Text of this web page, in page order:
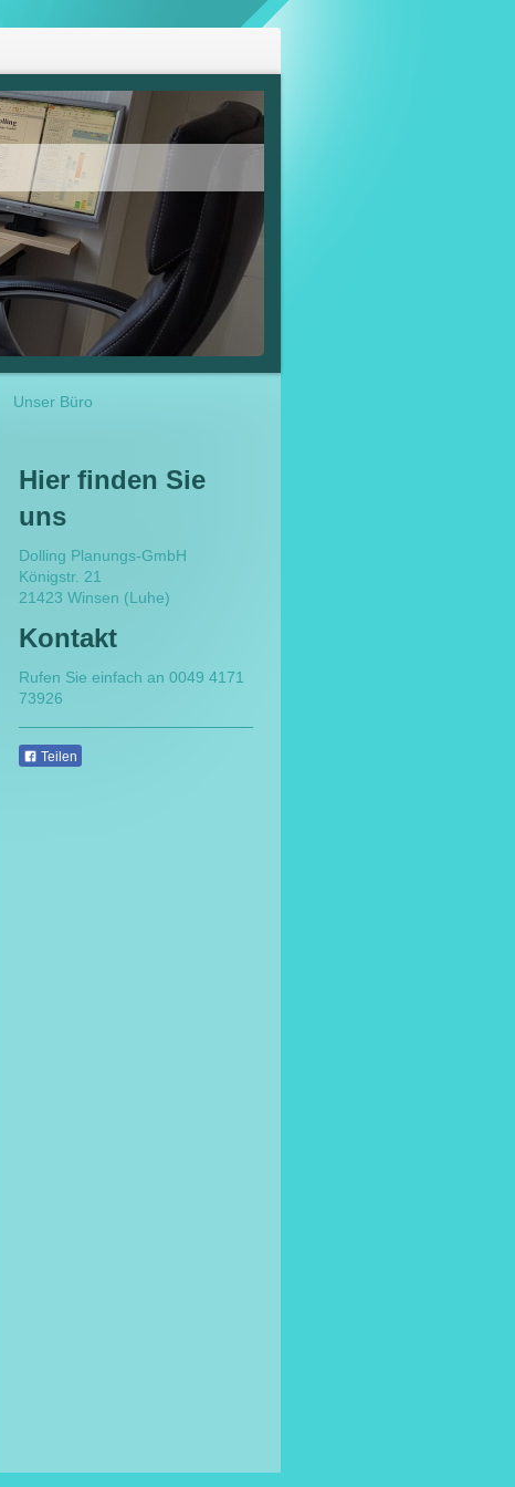
Unser Büro
Hier finden Sie
uns
Dolling Planungs-GmbH
Königstr. 21
21423 Winsen (Luhe)
Kontakt
Rufen Sie einfach an 0049 4171
73926
Teilen